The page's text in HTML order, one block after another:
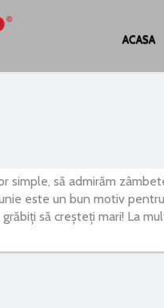
ACASA
simple, să admirăm
este un bun motiv
să creșteți mari! La